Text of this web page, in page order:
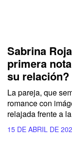
Sabrina
primera
su relación?
La pareja, que
romance con
relajada frente a
15 DE ABRIL DE